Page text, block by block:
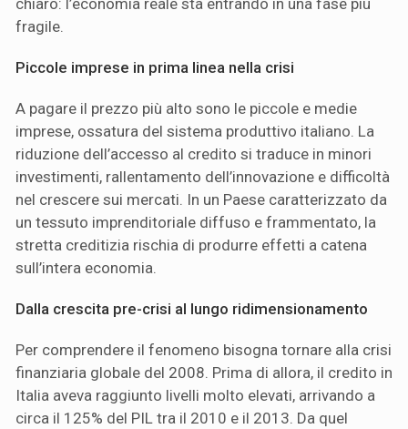
chiaro: l’economia reale sta entrando in una fase più
fragile.
Piccole imprese in prima linea nella crisi
A pagare il prezzo più alto sono le piccole e medie
imprese, ossatura del sistema produttivo italiano. La
riduzione dell’accesso al credito si traduce in minori
investimenti, rallentamento dell’innovazione e difficoltà
nel crescere sui mercati. In un Paese caratterizzato da
un tessuto imprenditoriale diffuso e frammentato, la
stretta creditizia rischia di produrre effetti a catena
sull’intera economia.
Dalla crescita pre-crisi al lungo ridimensionamento
Per comprendere il fenomeno bisogna tornare alla crisi
finanziaria globale del 2008. Prima di allora, il credito in
Italia aveva raggiunto livelli molto elevati, arrivando a
circa il 125% del PIL tra il 2010 e il 2013. Da quel